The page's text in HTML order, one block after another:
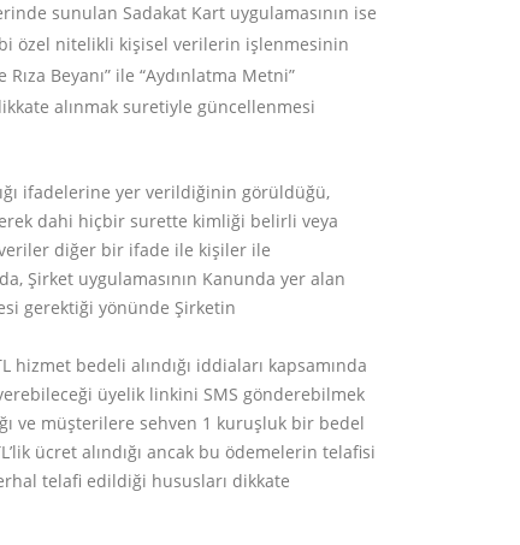
sunulan Sadakat Kart uygulamasının ise
özel nitelikli kişisel verilerin işlenmesinin
Beyanı” ile “Aydınlatma Metni”
alınmak suretiyle güncellenmesi
ifadelerine yer verildiğinin görüldüğü,
dahi hiçbir surette kimliği belirli veya
diğer bir ifade ile kişiler ile
Şirket uygulamasının Kanunda yer alan
gerektiği yönünde Şirketin
hizmet bedeli alındığı iddiaları kapsamında
üyelik linkini SMS gönderebilmek
ve müşterilere sehven 1 kuruşluk bir bedel
ücret alındığı ancak bu ödemelerin telafisi
telafi edildiği hususları dikkate